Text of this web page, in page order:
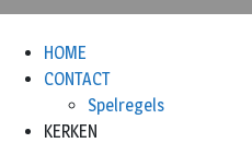
HOME
CONTACT
Spelregels
KERKEN